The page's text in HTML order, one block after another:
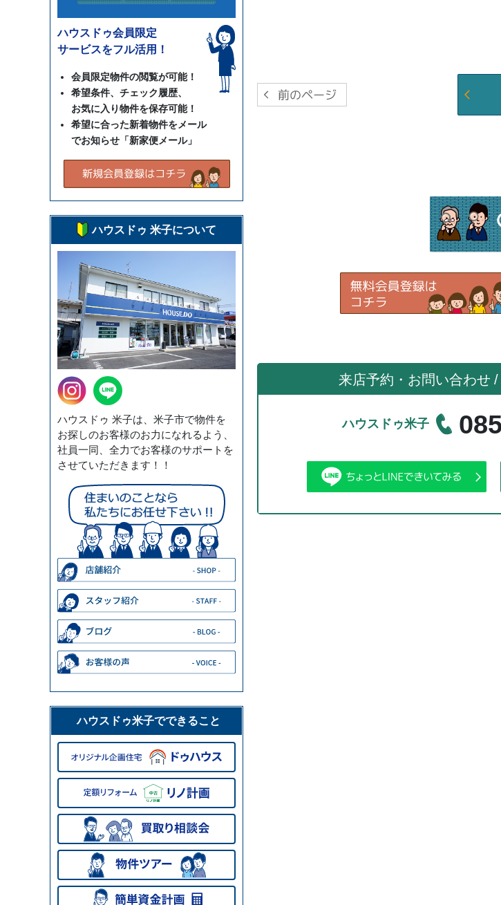
来店予約・お問い合わせ /
ハウスドゥ米子
ハウスドゥ会員限定
サービスをフル活用！
会員限定物件の閲覧が可能！
希望条件、チェック履歴、
お気に入り物件を保存可能！
希望に合った新着物件をメール
でお知らせ「新家便メール」
ハウスドゥ 米子について
ハウスドゥ 米子は、米子市で物件を
お探しのお客様のお力になれるよう、
社員一同、全力でお客様のサポートを
させていただきます！！
ハウスドゥ米子でできること